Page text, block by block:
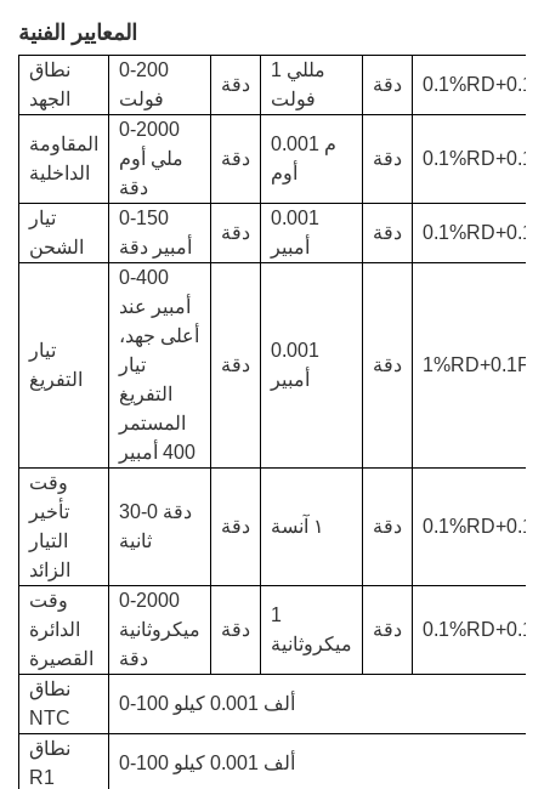
المعايير الفنية
نطاق
الجهد
0-200
فولت
دقة
1 مللي
فولت
دقة
المقاومة
الداخلية
0-2000
ملي أوم
دقة
دقة
0.001 م
أوم
دقة
تيار
الشحن
0-150
أمبير دقة
دقة
0.001
أمبير
دقة
تيار
التفريغ
0-400
أمبير عند
أعلى جهد،
تيار
التفريغ
المستمر
400 أمبير
دقة
0.001
أمبير
دقة 1%RD+0.1FS
وقت
تأخير
التيار
الزائد
دقة 0-30
ثانية
دقة ١ آنسة دقة
وقت
الدائرة
القصيرة
0-2000
ميكروثانية
دقة
دقة
1
ميكروثانية
دقة
نطاق
NTC
0-100 ألف 0.001 كيلو
نطاق
R1
0-100 ألف 0.001 كيلو